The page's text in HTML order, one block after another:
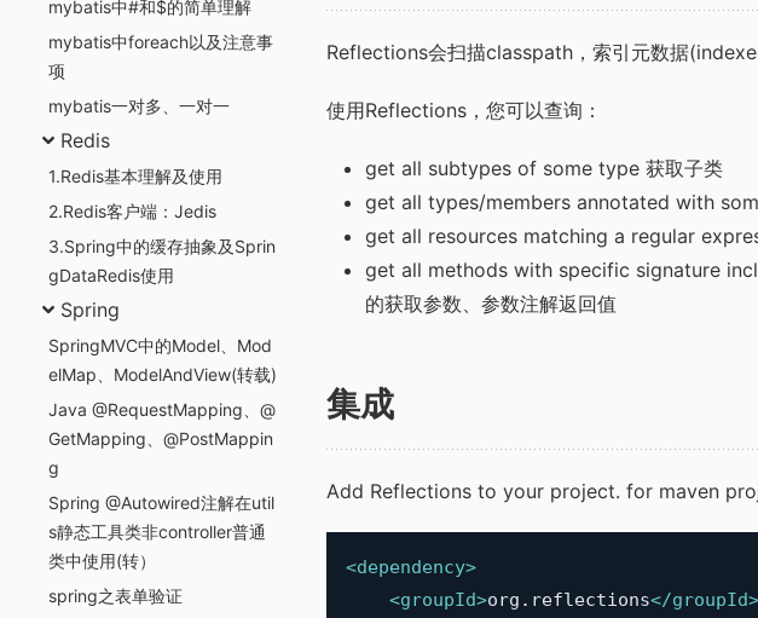
mybatis中#和$的简单理解
mybatis中foreach以及注意事
项
mybatis一对多、一对一
Redis
1.Redis基本理解及使用
2.Redis客户端：Jedis
3.Spring中的缓存抽象及Sprin
gDataRedis使用
Spring
SpringMVC中的Model、Mod
elMap、ModelAndView(转载)
Java @RequestMapping、@
GetMapping、@PostMappin
g
Spring @Autowired注解在util
s静态工具类非controller普通
类中使用(转）
spring之表单验证
Reflections会扫描classpath，索引元数据
使用Reflections，您可以查询：
get all subtypes of some type 获取子类
get all types/members annotated with
get all resources matching a regular
get all methods with specific signature
的获取参数、参数注解返回值
集成
Add Reflections to your project. for maven
<dependency>
<groupId>org.reflections</groupId>